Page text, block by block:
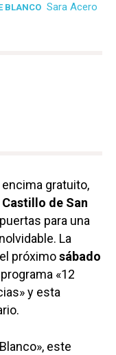
BLANCO Sara Acero
gratuito,
Castillo de San
para una
La
próximosábado
«12
y esta
este